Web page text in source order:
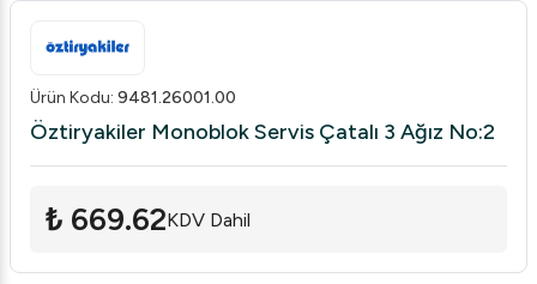
Ürün Kodu: 9481.26001.00
Öztiryakiler Monoblok Servis Çatalı 3 Ağız No:2
₺ 669.62KDV Dahil